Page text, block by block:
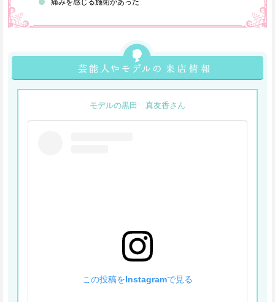
モデルの黒田 真友香さん
この投稿をInstagramで見る